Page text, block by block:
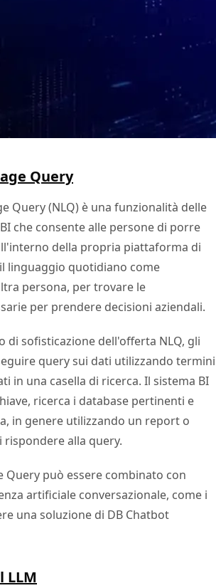
Query
Query (NLQ) è una funzionalità delle
che consente alle persone di porre
della propria piattaforma di
linguaggio quotidiano come
persona, per trovare le
per prendere decisioni aziendali.
di sofisticazione dell'offerta NLQ, gli
query sui dati utilizzando termini
in una casella di ricerca. Il sistema BI
ricerca i database pertinenti e
in genere utilizzando un report o
alla query.
Query può essere combinato con
artificiale conversazionale, come i
una soluzione di DB Chatbot
LLM